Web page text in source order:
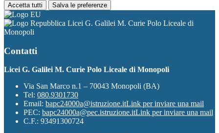
Accetta tutti Salva le preferenze
Licei G. Galilei M. Curie Polo Liceale di
Monopoli
Contatti
Licei G. Galilei M. Curie Polo Liceale di Monopoli
Via San Marco n.1 – 70043 Monopoli (BA)
Tel: 080.9301730
Email: bapc24000a@istruzione.itLink per inviare una mail
PEC: bapc24000a@pec.istruzione.itLink per inviare una mail
C.F.: 93491300724